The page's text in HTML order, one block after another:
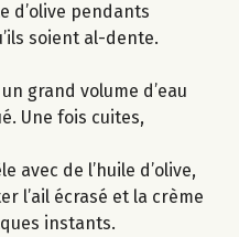
d’olive pendants
soient al-dente.
grand volume d’eau
Une fois cuites,
avec de l’huile d’olive,
l’ail écrasé et la crème
instants.